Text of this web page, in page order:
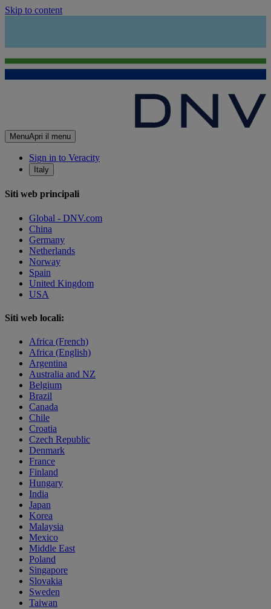
Skip to content
MenuApri il menu
Sign in to Veracity
Italy
Siti web principali
Global - DNV.com
China
Germany
Netherlands
Norway
Spain
United Kingdom
USA
Siti web locali:
Africa (French)
Africa (English)
Argentina
Australia and NZ
Belgium
Brazil
Canada
Chile
Croatia
Czech Republic
Denmark
France
Finland
Hungary
India
Japan
Korea
Malaysia
Mexico
Middle East
Poland
Singapore
Slovakia
Sweden
Taiwan